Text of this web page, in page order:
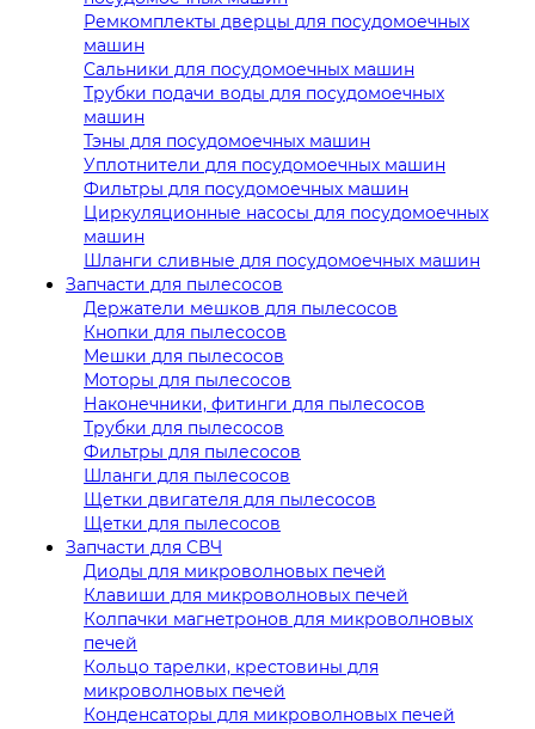
Ремкомплекты дверцы для посудомоечных
машин
Сальники для посудомоечных машин
Трубки подачи воды для посудомоечных
машин
Тэны для посудомоечных машин
Уплотнители для посудомоечных машин
Фильтры для посудомоечных машин
Циркуляционные насосы для посудомоечных
машин
Шланги сливные для посудомоечных машин
Запчасти для пылесосов
Держатели мешков для пылесосов
Кнопки для пылесосов
Мешки для пылесосов
Моторы для пылесосов
Наконечники, фитинги для пылесосов
Трубки для пылесосов
Фильтры для пылесосов
Шланги для пылесосов
Щетки двигателя для пылесосов
Щетки для пылесосов
Запчасти для СВЧ
Диоды для микроволновых печей
Клавиши для микроволновых печей
Колпачки магнетронов для микроволновых
печей
Кольцо тарелки, крестовины для
микроволновых печей
Конденсаторы для микроволновых печей